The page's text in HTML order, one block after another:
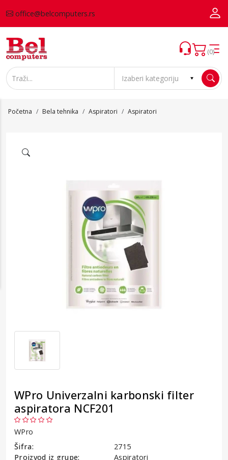
office@belcomputers.rs
(0)
Početna Bela tehnika Aspiratori Aspiratori
WPro Univerzalni karbonski filter
aspiratora NCF201
WPro
Šifra:
2715
Proizvod iz grupe:
Aspiratori